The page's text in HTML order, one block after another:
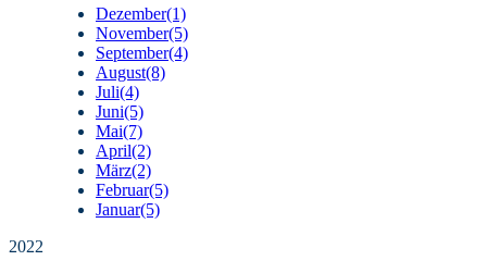
Dezember(1)
November(5)
September(4)
August(8)
Juli(4)
Juni(5)
Mai(7)
April(2)
März(2)
Februar(5)
Januar(5)
2022